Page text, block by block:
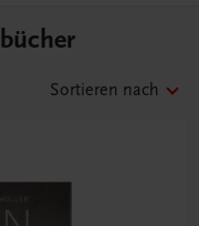
Sortieren nach